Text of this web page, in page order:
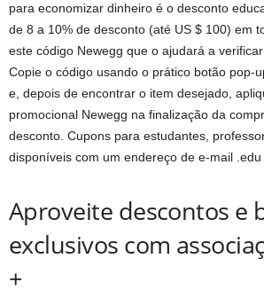
para economizar dinheiro é o desconto
de 8 a 10% de desconto (até US $ 100) em
este código Newegg que o ajudará a
Copie o código usando o prático botão pop-
e, depois de encontrar o item desejado,
promocional Newegg na finalização da
desconto. Cupons para estudantes,
disponíveis com um endereço de e-mail .edu
Aproveite descontos e
exclusivos com
+